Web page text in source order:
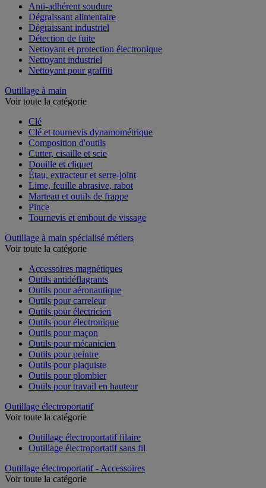
Anti-adhérent soudure
Dégraissant alimentaire
Dégraissant industriel
Détection de fuite
Nettoyant et protection électronique
Nettoyant industriel
Nettoyant pour graffiti
Outillage à main
Voir toute la catégorie
Clé
Clé et tournevis dynamométrique
Composition d'outils
Cutter, cisaille et scie
Douille et cliquet
Étau, extracteur et serre-joint
Lime, feuille abrasive, rabot
Marteau et outils de frappe
Pince
Tournevis et embout de vissage
Outillage à main spécialisé métiers
Voir toute la catégorie
Accessoires magnétiques
Outils antidéflagrants
Outils pour aéronautique
Outils pour carreleur
Outils pour électricien
Outils pour électronique
Outils pour maçon
Outils pour mécanicien
Outils pour peintre
Outils pour plaquiste
Outils pour plombier
Outils pour travail en hauteur
Outillage électroportatif
Voir toute la catégorie
Outillage électroportatif filaire
Outillage électroportatif sans fil
Outillage électroportatif - Accessoires
Voir toute la catégorie